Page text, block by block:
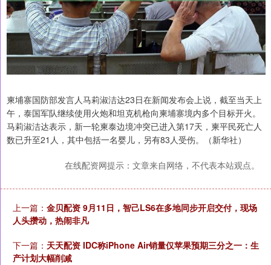
柬埔寨国防部发言人马莉淑洁达23日在新闻发布会上说，截至当天上
午，泰国军队继续使用火炮和坦克机枪向柬埔寨境内多个目标开火。
马莉淑洁达表示，新一轮柬泰边境冲突已进入第17天，柬平民死亡人
数已升至21人，其中包括一名婴儿，另有83人受伤。（新华社）
在线配资网提示：文章来自网络，不代表本站观点。
上一篇： 金贝配资 9月11日，智己LS6在多地同步开启交付，现场
人头攒动，热闹非凡
下一篇： 天天配资 IDC称iPhone Air销量仅苹果预期三分之一：生
产计划大幅削减